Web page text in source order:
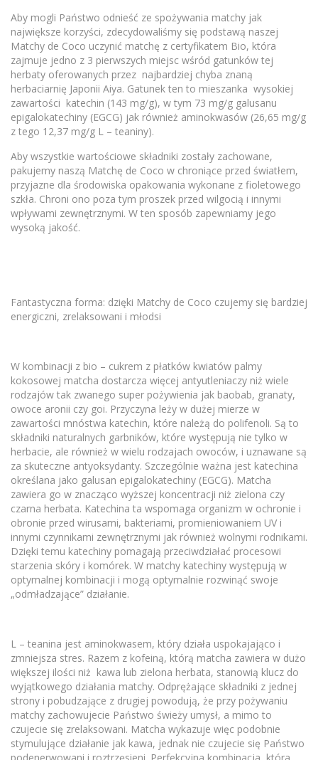
Aby mogli Państwo odnieść ze spożywania matchy jak
największe korzyści, zdecydowaliśmy się podstawą naszej
Matchy de Coco uczynić matchę z certyfikatem Bio, która
zajmuje jedno z 3 pierwszych miejsc wśród gatunków tej
herbaty oferowanych przez najbardziej chyba znaną
herbaciarnię Japonii Aiya. Gatunek ten to mieszanka wysokiej
zawartości katechin (143 mg/g), w tym 73 mg/g galusanu
epigalokatechiny (EGCG) jak również aminokwasów (26,65 mg/g
z tego 12,37 mg/g L – teaniny).
Aby wszystkie wartościowe składniki zostały zachowane,
pakujemy naszą Matchę de Coco w chroniące przed światłem,
przyjazne dla środowiska opakowania wykonane z fioletowego
szkła. Chroni ono poza tym proszek przed wilgocią i innymi
wpływami zewnętrznymi. W ten sposób zapewniamy jego
wysoką jakość.
Fantastyczna forma: dzięki Matchy de Coco czujemy się bardziej
energiczni, zrelaksowani i młodsi
W kombinacji z bio – cukrem z płatków kwiatów palmy
kokosowej matcha dostarcza więcej antyutleniaczy niż wiele
rodzajów tak zwanego super pożywienia jak baobab, granaty,
owoce aronii czy goi. Przyczyna leży w dużej mierze w
zawartości mnóstwa katechin, które należą do polifenoli. Są to
składniki naturalnych garbników, które występują nie tylko w
herbacie, ale również w wielu rodzajach owoców, i uznawane są
za skuteczne antyoksydanty. Szczególnie ważna jest katechina
określana jako galusan epigalokatechiny (EGCG). Matcha
zawiera go w znacząco wyższej koncentracji niż zielona czy
czarna herbata. Katechina ta wspomaga organizm w ochronie i
obronie przed wirusami, bakteriami, promieniowaniem UV i
innymi czynnikami zewnętrznymi jak również wolnymi rodnikami.
Dzięki temu katechiny pomagają przeciwdziałać procesowi
starzenia skóry i komórek. W matchy katechiny występują w
optymalnej kombinacji i mogą optymalnie rozwinąć swoje
„odmładzające” działanie.
L – teanina jest aminokwasem, który działa uspokajająco i
zmniejsza stres. Razem z kofeiną, którą matcha zawiera w dużo
większej ilości niż kawa lub zielona herbata, stanowią klucz do
wyjątkowego działania matchy. Odprężające składniki z jednej
strony i pobudzające z drugiej powodują, że przy pożywaniu
matchy zachowujecie Państwo świeży umysł, a mimo to
czujecie się zrelaksowani. Matcha wykazuje więc podobnie
stymulujące działanie jak kawa, jednak nie czujecie się Państwo